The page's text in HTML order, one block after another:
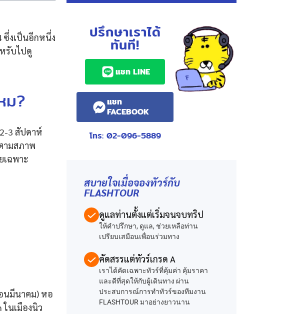
ซึ่งเป็นอีกหนึ่ง
รับไปดู
ม?
3 สัปดาห์
ามสภาพ
เฉพาะ
นมีนาคม) หอ
ในเมืองนิว
ปรึกษาเราได้
ทันที!
แชท LINE
แชท
FACEBOOK
โทร: 02-096-5889
สบายใจเมื่อจองทัวร์กับ
FLASHTOUR
ดูแลท่านตั้งแต่เริ่มจนจบทริป
ให้คำปรึกษา, ดูแล, ช่วยเหลือท่าน
เปรียบเสมือนเพื่อนร่วมทาง
คัดสรรแต่ทัวร์เกรด A
เราได้คัดเฉพาะทัวร์ที่คุ้มค่า คุ้มราคา
และดีที่สุดให้กับผู้เดินทาง ผ่าน
ประสบการณ์การทำทัวร์ของทีมงาน
FLASHTOUR มาอย่างยาวนาน